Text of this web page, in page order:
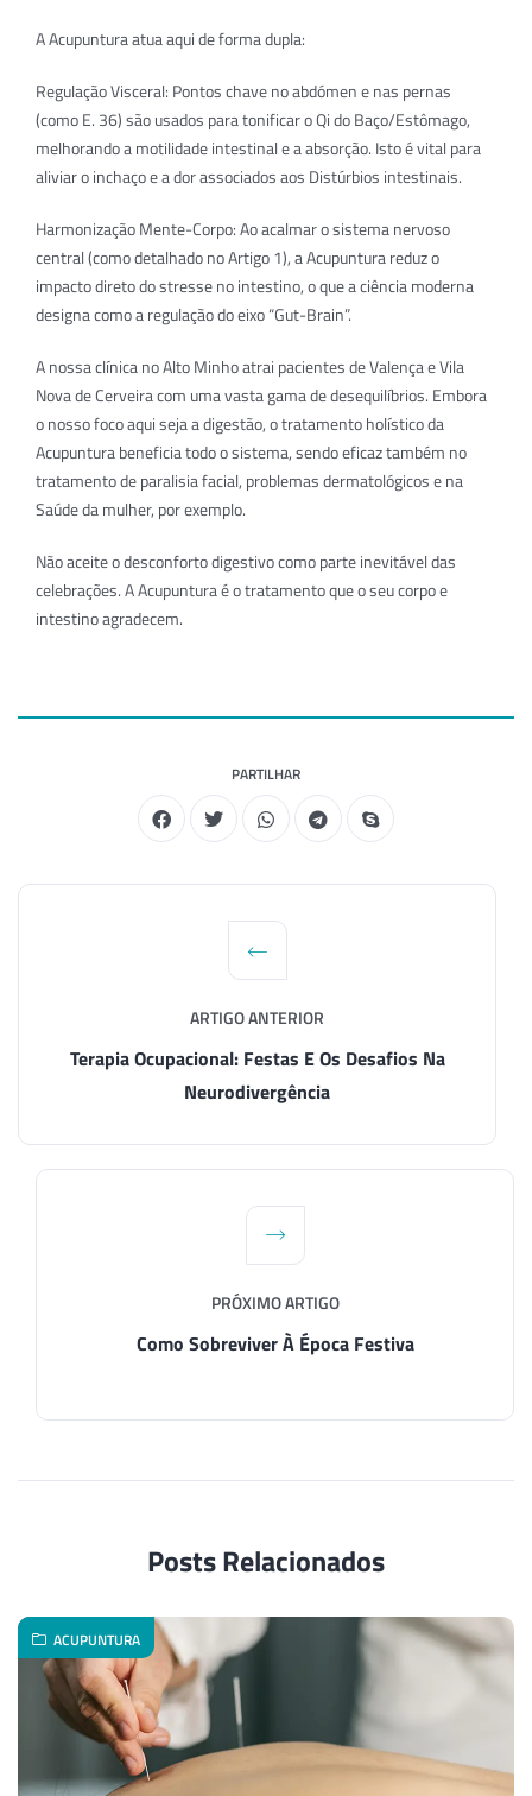
A Acupuntura atua aqui de forma dupla:
Regulação Visceral: Pontos chave no abdómen e nas pernas
(como E. 36) são usados para tonificar o Qi do Baço/Estômago,
melhorando a motilidade intestinal e a absorção. Isto é vital para
aliviar o inchaço e a dor associados aos Distúrbios intestinais.
Harmonização Mente-Corpo: Ao acalmar o sistema nervoso
central (como detalhado no Artigo 1), a Acupuntura reduz o
impacto direto do stresse no intestino, o que a ciência moderna
designa como a regulação do eixo “Gut-Brain”.
A nossa clínica no Alto Minho atrai pacientes de Valença e Vila
Nova de Cerveira com uma vasta gama de desequilíbrios. Embora
o nosso foco aqui seja a digestão, o tratamento holístico da
Acupuntura beneficia todo o sistema, sendo eficaz também no
tratamento de paralisia facial, problemas dermatológicos e na
Saúde da mulher, por exemplo.
Não aceite o desconforto digestivo como parte inevitável das
celebrações. A Acupuntura é o tratamento que o seu corpo e
intestino agradecem.
PARTILHAR
ARTIGO ANTERIOR
Terapia Ocupacional: Festas E Os Desafios Na
Neurodivergência
PRÓXIMO ARTIGO
Como Sobreviver À Época Festiva
Posts Relacionados
ACUPUNTURA